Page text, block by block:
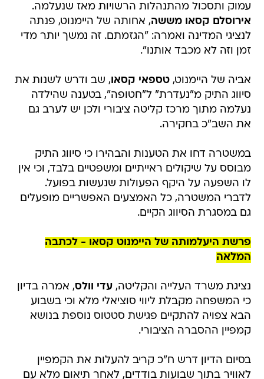
עמוק ותסכול מהתנהלות הרשויות מאז שנעלמה.
אירוסלם קסאו מששה, אחותה של היימנוט, פנתה
לנציגי המדינה ואמרה: "הגזמתם. זה נמשך יותר מדי
זמן וזה לא מכבד אותנו".
אביה של היימנוט,טספאי קסאו, שב ודרש לשנות את
סיווג התיק מ"נעדרת" ל"חטופה", בטענה שהילדה
נעלמה מתוך מרכז קליטה ציבורי ולכן יש לערב גם
את השב"כ בחקירה.
במשטרה דחו את הטענות והבהירו כי סיווג התיק
מבוסס על שיקולים ראייתיים ומשפטיים בלבד, וכי אין
לו השפעה על היקף הפעולות שנעשות בפועל.
לדברי המשטרה, כל האמצעים האפשריים מופעלים
גם במסגרת הסיווג הקיים.
פרשת היעלמותה של היימנוט קסאו - לכתבה
המלאה
נציגת משרד העלייה והקליטה,עדי וולס, אמרה בדיון
כי המשפחה מקבלת ליווי סוציאלי מלא וכי בשבוע
הבא צפויה להתקיים פגישת סטטוס נוספת בנושא
קמפיין ההסברה הציבורי.
בסיום הדיון דרש ח"כ קריב להעלות את הקמפיין
לאוויר בתוך שבועות בודדים, לאחר תיאום מלא עם